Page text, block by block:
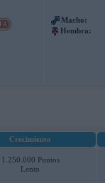
Macho:
Hembra:
Crecimiento
1.250.000 Puntos
Lento